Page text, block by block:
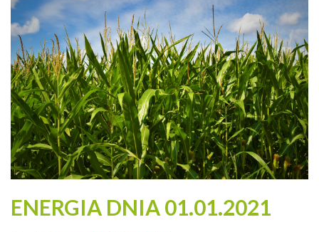
ENERGIA DNIA 01.01.2021